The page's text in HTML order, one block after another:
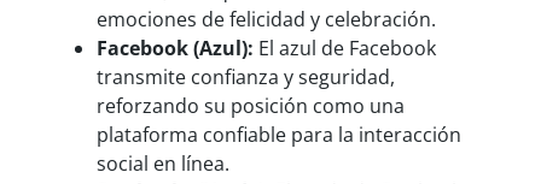
emociones de felicidad y celebración.
Facebook (Azul): El azul de Facebook
transmite confianza y seguridad,
reforzando su posición como una
plataforma confiable para la interacción
social en línea.